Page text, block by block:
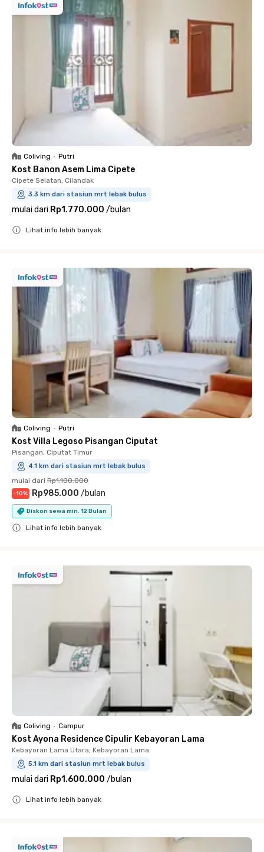
Coliving • Putri
Kost Banon Asem Lima Cipete
Cipete Selatan, Cilandak
3.3 km dari stasiun mrt lebak bulus
mulai dari Rp1.770.000 /bulan
Lihat info lebih banyak
Coliving • Putri
Kost Villa Legoso Pisangan Ciputat
Pisangan, Ciputat Timur
4.1 km dari stasiun mrt lebak bulus
mulai dari Rp1.100.000
-10% Rp985.000 /bulan
Diskon sewa min. 12 Bulan
Lihat info lebih banyak
Coliving • Campur
Kost Ayona Residence Cipulir Kebayoran Lama
Kebayoran Lama Utara, Kebayoran Lama
5.1 km dari stasiun mrt lebak bulus
mulai dari Rp1.600.000 /bulan
Lihat info lebih banyak